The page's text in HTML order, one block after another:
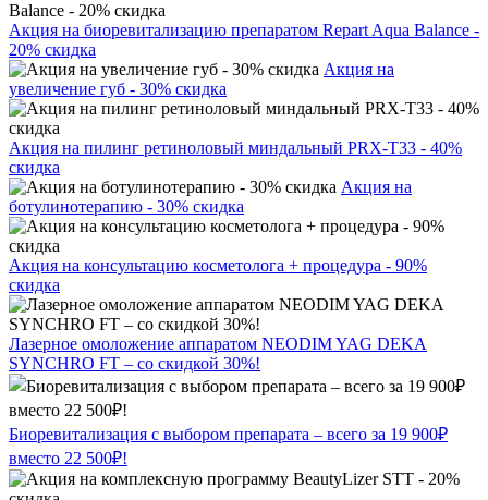
Акция на биоревитализацию препаратом Repart Aqua Balance -
20% скидка
Акция на
увеличение губ - 30% скидка
Акция на пилинг ретиноловый миндальный PRX-T33 - 40%
скидка
Акция на
ботулинотерапию - 30% скидка
Акция на консультацию косметолога + процедура - 90%
скидка
Лазерное омоложение аппаратом NEODIM YAG DEKA
SYNCHRO FT – со скидкой 30%!
Биоревитализация с выбором препарата – всего за 19 900₽
вместо 22 500₽!